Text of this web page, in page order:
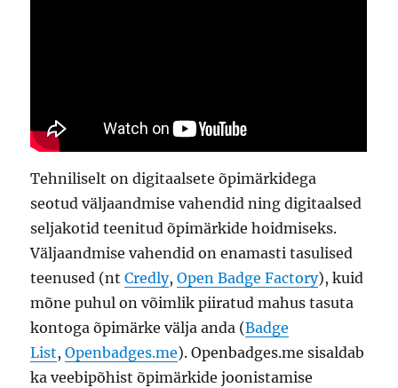
Tehniliselt on digitaalsete õpimärkidega
seotud väljaandmise vahendid ning digitaalsed
seljakotid teenitud õpimärkide hoidmiseks.
Väljaandmise vahendid on enamasti tasulised
teenused (ntCredly,Open Badge Factory), kuid
mõne puhul on võimlik piiratud mahus tasuta
kontoga õpimärke välja anda (Badge
List,Openbadges.me). Openbadges.me sisaldab
ka veebipõhist õpimärkide joonistamise